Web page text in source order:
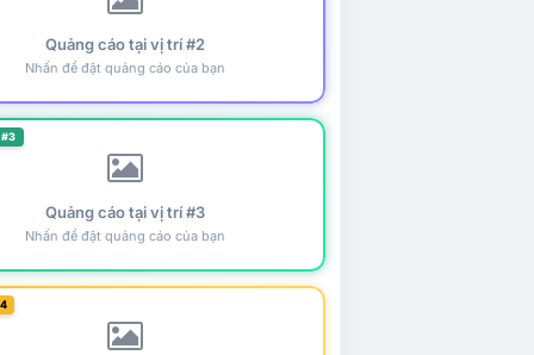
Quảng cáo tại vị trí #2
Nhấn để đặt quảng cáo của bạn
Quảng cáo tại vị trí #3
Nhấn để đặt quảng cáo của bạn